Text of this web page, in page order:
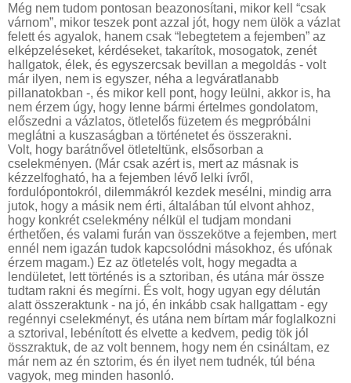
Még nem tudom pontosan beazonosítani, mikor kell “csak
várnom”, mikor teszek pont azzal jót, hogy nem ülök a vázlat
felett és agyalok, hanem csak “lebegtetem a fejemben” az
elképzeléseket, kérdéseket, takarítok, mosogatok, zenét
hallgatok, élek, és egyszercsak bevillan a megoldás - volt
már ilyen, nem is egyszer, néha a legváratlanabb
pillanatokban -, és mikor kell pont, hogy leülni, akkor is, ha
nem érzem úgy, hogy lenne bármi értelmes gondolatom,
előszedni a vázlatos, ötletelős füzetem és megpróbálni
meglátni a kuszaságban a történetet és összerakni.
Volt, hogy barátnővel ötleteltünk, elsősorban a
cselekményen. (Már csak azért is, mert az másnak is
kézzelfogható, ha a fejemben lévő lelki ívről,
fordulópontokról, dilemmákról kezdek mesélni, mindig arra
jutok, hogy a másik nem érti, általában túl elvont ahhoz,
hogy konkrét cselekmény nélkül el tudjam mondani
érthetően, és valami furán van összekötve a fejemben, mert
ennél nem igazán tudok kapcsolódni másokhoz, és ufónak
érzem magam.) Ez az ötletelés volt, hogy megadta a
lendületet, lett történés is a sztoriban, és utána már össze
tudtam rakni és megírni. És volt, hogy ugyan egy délután
alatt összeraktunk - na jó, én inkább csak hallgattam - egy
regénnyi cselekményt, és utána nem bírtam már foglalkozni
a sztorival, lebénított és elvette a kedvem, pedig tök jól
összraktuk, de az volt bennem, hogy nem én csináltam, ez
már nem az én sztorim, és én ilyet nem tudnék, túl béna
vagyok, meg minden hasonló.